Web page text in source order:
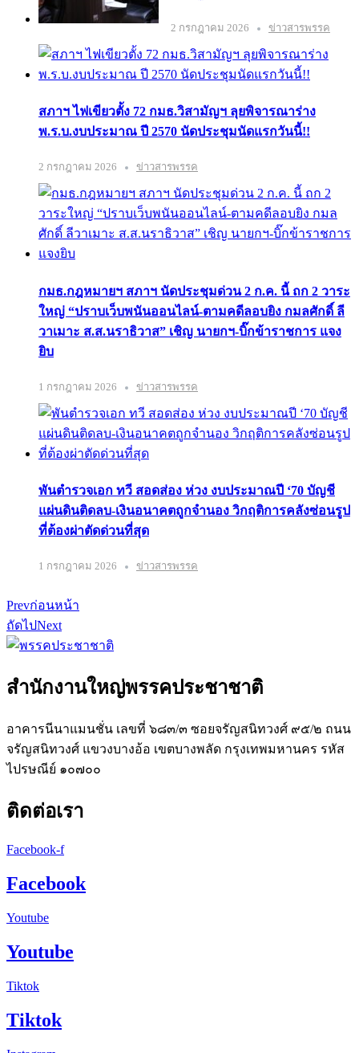
2 กรกฎาคม 2026 ข่าวสารพรรค
สภาฯ ไฟเขียวตั้ง 72 กมธ.วิสามัญฯ ลุยพิจารณาร่าง
พ.ร.บ.งบประมาณ ปี 2570 นัดประชุมนัดแรกวันนี้!!
2 กรกฎาคม 2026 ข่าวสารพรรค
กมธ.กฎหมายฯ สภาฯ นัดประชุมด่วน 2 ก.ค. นี้ ถก 2 วาระ
ใหญ่ “ปราบเว็บพนันออนไลน์-ตามคดีลอบยิง กมลศักดิ์ ลี
วาเมาะ ส.ส.นราธิวาส” เชิญ นายกฯ-บิ๊กข้าราชการ แจง
ยิบ
1 กรกฎาคม 2026 ข่าวสารพรรค
พันตำรวจเอก ทวี สอดส่อง ห่วง งบประมาณปี ‘70 บัญชี
แผ่นดินติดลบ-เงินอนาคตถูกจำนอง วิกฤติการคลังซ่อนรูป
ที่ต้องผ่าตัดด่วนที่สุด
1 กรกฎาคม 2026 ข่าวสารพรรค
Prevก่อนหน้า
ถัดไปNext
สำนักงานใหญ่พรรคประชาชาติ
อาคารนีนาแมนชั่น เลขที่ ๖๘๓/๓ ซอยจรัญสนิทวงศ์ ๙๕/๒ ถนน
จรัญสนิทวงศ์ แขวงบางอ้อ เขตบางพลัด กรุงเทพมหานคร รหัส
ไปรษณีย์ ๑๐๗๐๐
ติดต่อเรา
Facebook-f
Facebook
Youtube
Youtube
Tiktok
Tiktok